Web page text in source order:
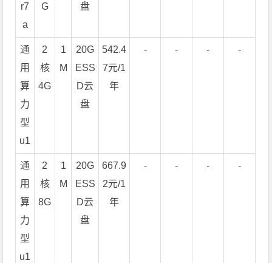
r7
a
G
盘
通
用
算
力
型
u1
2
核
4G
1
M
20G
ESS
D云
盘
542.4
7元/1
年
- - - -
通
用
算
力
型
u1
2
核
8G
1
M
20G
ESS
D云
盘
667.9
2元/1
年
- - - -